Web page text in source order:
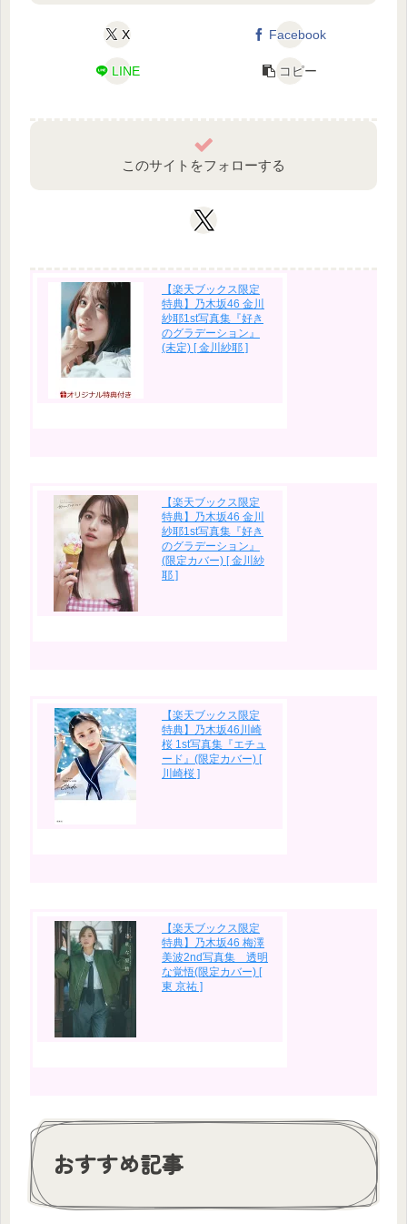
X Facebook
LINE コピー
このサイトをフォローする
【楽天ブックス限定
特典】乃木坂46 金川
紗耶1st写真集『好き
のグラデーション』
(未定) [ 金川紗耶 ]
【楽天ブックス限定
特典】乃木坂46 金川
紗耶1st写真集『好き
のグラデーション』
(限定カバー) [ 金川紗
耶 ]
【楽天ブックス限定
特典】乃木坂46川崎
桜 1st写真集『エチュ
ード』(限定カバー) [
川崎桜 ]
【楽天ブックス限定
特典】乃木坂46 梅澤
美波2nd写真集 透明
な覚悟(限定カバー) [
東 京祐 ]
おすすめ記事